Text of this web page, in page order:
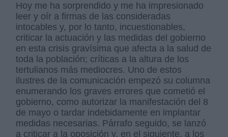
Hoy me ha sorprendido y me ha impresionado
leer y oír a firmas de las consideradas
intocables y, por lo tanto, incuestionables,
criticar la actuación y las medidas del gobierno
en esta crisis gravísima que afecta a la salud de
toda la población; críticas a la altura de los
tertulianos más mediocres. Uno de estos
ilustres de la comunicación empezó su columna
enumerando los graves errores que cometió el
gobierno, como autorizar la manifestación del 8
de mayo o tardar indebidamente en implantar
medidas necesarias. Párrafo seguido, se lanzó
a criticar a la oposición y, en el siguiente, a los